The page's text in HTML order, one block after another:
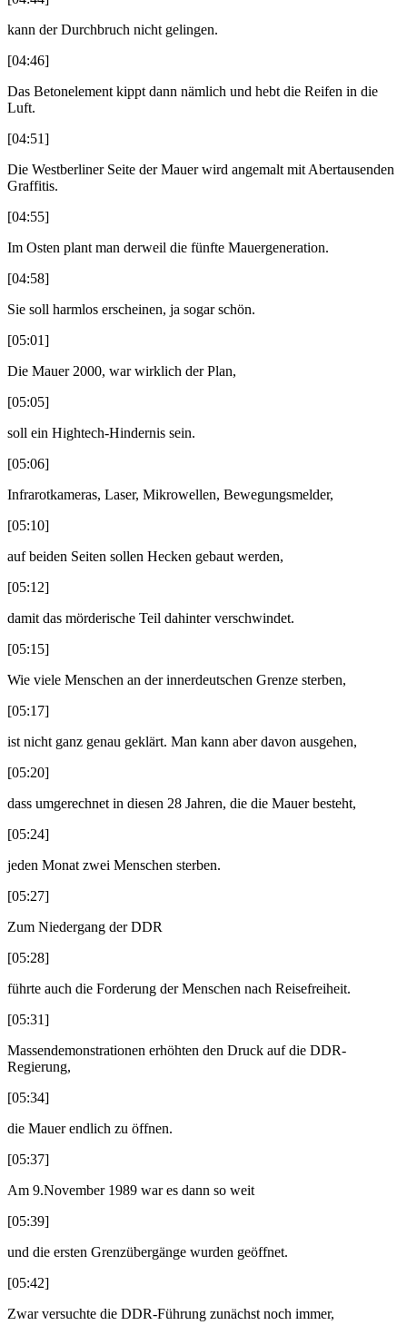
kann der Durchbruch nicht gelingen.
[04:46]
Das Betonelement kippt dann nämlich und hebt die Reifen in die
Luft.
[04:51]
Die Westberliner Seite der Mauer wird angemalt mit Abertausenden
Graffitis.
[04:55]
Im Osten plant man derweil die fünfte Mauergeneration.
[04:58]
Sie soll harmlos erscheinen, ja sogar schön.
[05:01]
Die Mauer 2000, war wirklich der Plan,
[05:05]
soll ein Hightech-Hindernis sein.
[05:06]
Infrarotkameras, Laser, Mikrowellen, Bewegungsmelder,
[05:10]
auf beiden Seiten sollen Hecken gebaut werden,
[05:12]
damit das mörderische Teil dahinter verschwindet.
[05:15]
Wie viele Menschen an der innerdeutschen Grenze sterben,
[05:17]
ist nicht ganz genau geklärt. Man kann aber davon ausgehen,
[05:20]
dass umgerechnet in diesen 28 Jahren, die die Mauer besteht,
[05:24]
jeden Monat zwei Menschen sterben.
[05:27]
Zum Niedergang der DDR
[05:28]
führte auch die Forderung der Menschen nach Reisefreiheit.
[05:31]
Massendemonstrationen erhöhten den Druck auf die DDR-
Regierung,
[05:34]
die Mauer endlich zu öffnen.
[05:37]
Am 9.November 1989 war es dann so weit
[05:39]
und die ersten Grenzübergänge wurden geöffnet.
[05:42]
Zwar versuchte die DDR-Führung zunächst noch immer,